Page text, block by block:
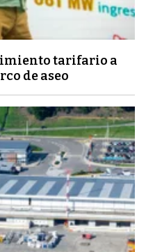
tarifario a
de aseo